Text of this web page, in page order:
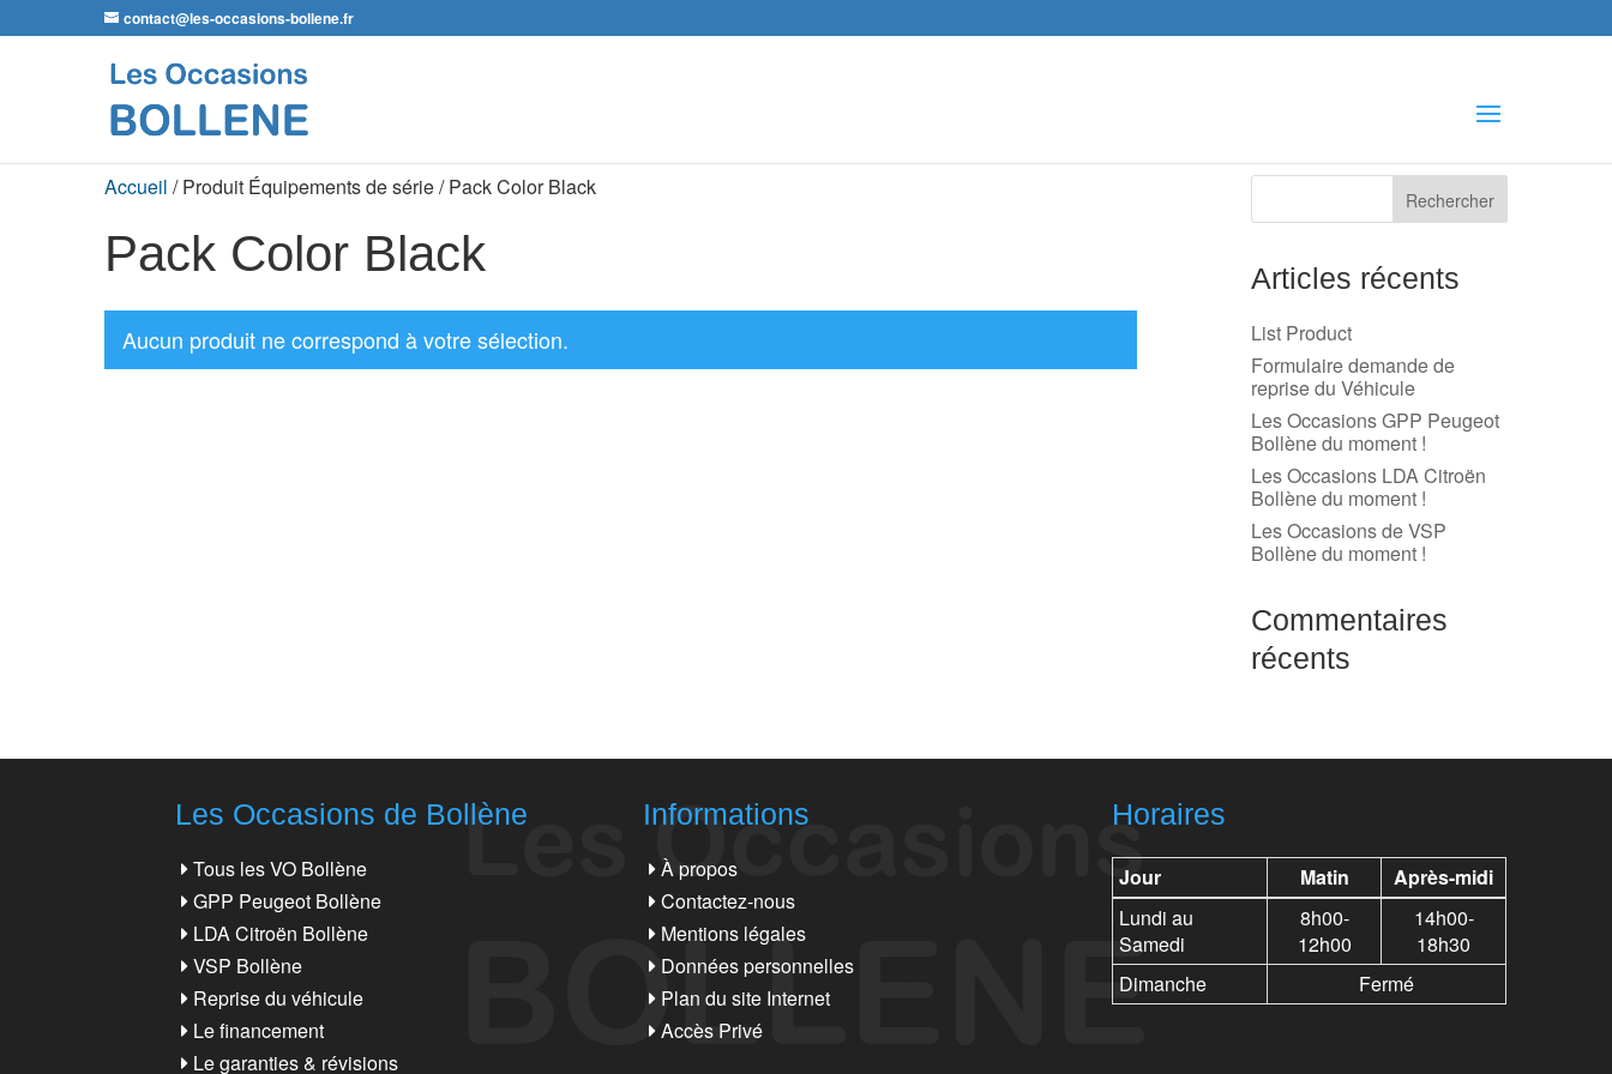
contact@les-occasions-bollene.fr
Accueil / Produit Équipements de série / Pack Color Black
Pack Color Black
Aucun produit ne correspond à votre sélection.
Articles récents
List Product
Formulaire demande de
reprise du Véhicule
Les Occasions GPP Peugeot
Bollène du moment !
Les Occasions LDA Citroën
Bollène du moment !
Les Occasions de VSP
Bollène du moment !
Commentaires
récents
Les Occasions de Bollène
Tous les VO Bollène
GPP Peugeot Bollène
LDA Citroën Bollène
VSP Bollène
Reprise du véhicule
Le financement
Le garanties & révisions
Informations
À propos
Contactez-nous
Mentions légales
Données personnelles
Plan du site Internet
Accès Privé
Horaires
Jour Matin
Après-midi
Lundi au
Samedi
8h00-
12h00
14h00-
18h30
Dimanche
Fermé